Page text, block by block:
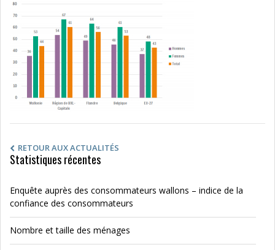
RETOUR AUX ACTUALITÉS
Statistiques récentes
Enquête auprès des consommateurs wallons – indice de la
confiance des consommateurs
Nombre et taille des ménages